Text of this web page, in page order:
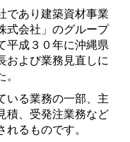
であり建築資材事業
式会社」のグループ
平成３０年に沖縄県
および業務見直しに
いる業務の一部、主
積、受発注業務など
るものです。